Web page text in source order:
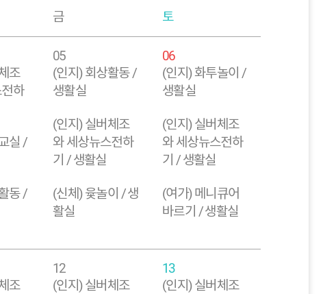
금 토
조
하
실 /
동 /
05
(인지) 회상활동 /
생활실
(인지) 실버체조
와 세상뉴스전하
기 / 생활실
(신체) 윷놀이 / 생
활실
06
(인지) 화투놀이 /
생활실
(인지) 실버체조
와 세상뉴스전하
기 / 생활실
(여가) 메니큐어
바르기 / 생활실
조
12
(인지) 실버체조
13
(인지) 실버체조